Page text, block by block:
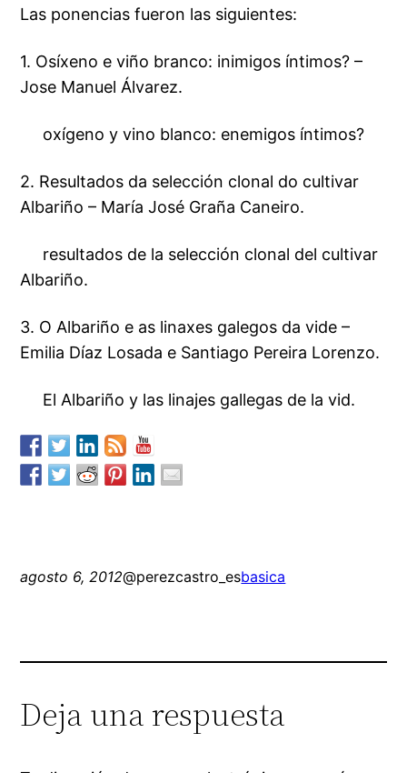
Las ponencias fueron las siguientes:
1. Osíxeno e viño branco: inimigos íntimos? –
Jose Manuel Álvarez.
oxígeno y vino blanco: enemigos íntimos?
2. Resultados da selección clonal do cultivar
Albariño – María José Graña Caneiro.
resultados de la selección clonal del cultivar
Albariño.
3. O Albariño e as linaxes galegos da vide –
Emilia Díaz Losada e Santiago Pereira Lorenzo.
El Albariño y las linajes gallegas de la vid.
agosto 6, 2012@perezcastro_esbasica
Deja una respuesta